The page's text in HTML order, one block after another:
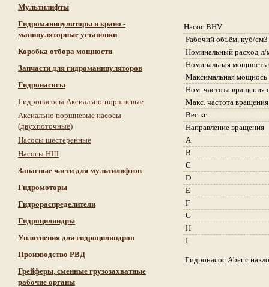
Мультилифты
Гидроманипуляторы и крано -
манипуляторные установки
Коробка отбора мощности
Запчасти для гидроманипуляторов
Гидронасосы
Гидронасосы Аксиально-поршневые
Аксиально поршневые насосы
(двухпоточные)
Насосы шестеренные
Насосы НШ
Запасные части для мультилифтов
Гидромоторы
Гидрораспределители
Гидроцилиндры
Уплотнения для гидроцилиндров
Производство РВД
Грейферы, сменные грузозахватные
рабочие органы
Насос BHV
Рабочий объём, куб/см3
Номинальный расход л/
Номинальная мощность
Максимальная мощнось
Ном. частота вращения
Макс. частота
Вес кг.
Направление вращения
A
B
С
D
E
F
G
H
I
Гидронасос Aber с